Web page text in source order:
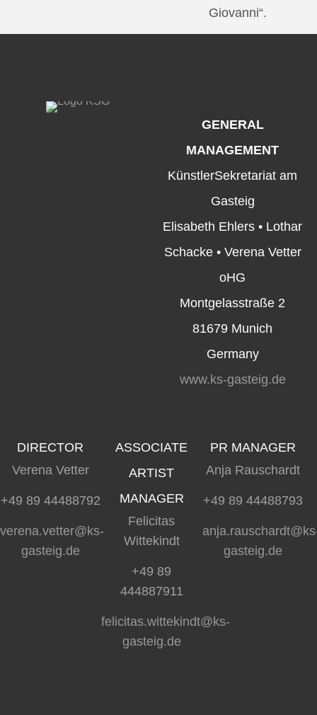
Giovanni“.
GENERAL
MANAGEMENT
KünstlerSekretariat am
Gasteig
Elisabeth Ehlers • Lothar
Schacke • Verena Vetter
oHG
Montgelasstraße 2
81679 Munich
Germany
www.ks-gasteig.de
DIRECTOR
Verena Vetter
+49 89 44488792
verena.vetter@ks-
gasteig.de
ASSOCIATE
ARTIST
MANAGER
Felicitas
Wittekindt
+49 89
444887911
felicitas.wittekindt@ks-
gasteig.de
PR MANAGER
Anja Rauschardt
+49 89 44488793
gasteig.de